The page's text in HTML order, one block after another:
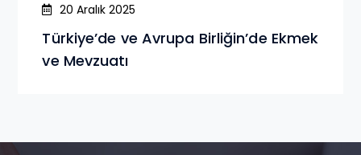
20 Aralık 2025
Türkiye’de ve Avrupa Birliğin’de Ekmek
ve Mevzuatı